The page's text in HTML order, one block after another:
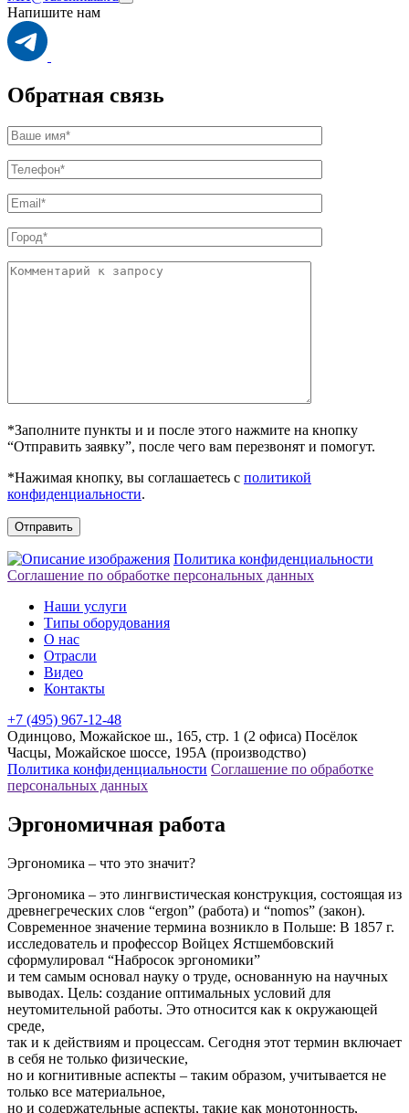
Напишите нам
Обратная связь
*Заполните пункты и и после этого нажмите на кнопку
“Отправить заявку”, после чего вам перезвонят и помогут.
*Нажимая кнопку, вы соглашаетесь с политикой
конфиденциальности.
Отправить
Политика конфиденциальности
Соглашение по обработке персональных данных
Наши услуги
Типы оборудования
О нас
Отрасли
Видео
Контакты
+7 (495) 967-12-48
Одинцово, Можайское ш., 165, стр. 1 (2 офиса) Посёлок
Часцы, Можайское шоссе, 195А (производство)
Политика конфиденциальности Соглашение по обработке
персональных данных
Эргономичная работа
Эргономика – что это значит?
Эргономика – это лингвистическая конструкция, состоящая из
древнегреческих слов “ergon” (работа) и “nomos” (закон).
Современное значение термина возникло в Польше: В 1857 г.
исследователь и профессор Войцех Ястшембовский
сформулировал “Набросок эргономики”
и тем самым основал науку о труде, основанную на научных
выводах. Цель: создание оптимальных условий для
неутомительной работы. Это относится как к окружающей
среде,
так и к действиям и процессам. Сегодня этот термин включает
в себя не только физические,
но и когнитивные аспекты – таким образом, учитывается не
только все материальное,
но и содержательные аспекты, такие как монотонность,